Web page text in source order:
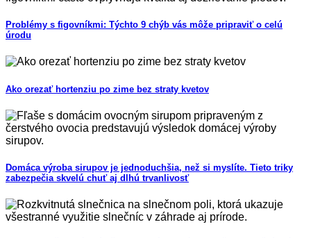
Problémy s figovníkmi: Týchto 9 chýb vás môže pripraviť o celú
úrodu
Ako orezať hortenziu po zime bez straty kvetov
Domáca výroba sirupov je jednoduchšia, než si myslíte. Tieto triky
zabezpečia skvelú chuť aj dlhú trvanlivosť